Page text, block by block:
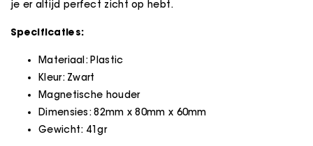
je er altijd perfect zicht op hebt.
Specificaties:
Materiaal: Plastic
Kleur: Zwart
Magnetische houder
Dimensies: 82mm x 80mm x 60mm
Gewicht: 41gr